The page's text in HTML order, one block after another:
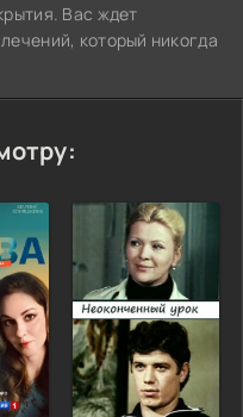
Вас ждет
который никогда